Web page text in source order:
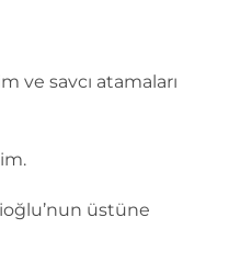
ve savcı atamaları
üstüne